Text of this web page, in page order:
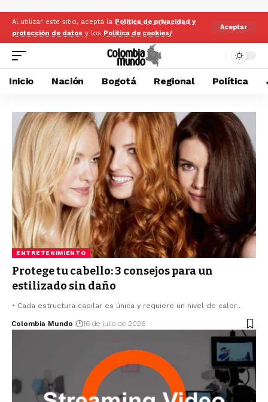
Al utilizar este sitio, acepta la Politica de privacidad y
protección de datos y los Politica de cookies/
Aceptar
Inicio Nación Bogotá Regional Política
ENTRETENIMIENTO
Protege tu cabello: 3 consejos para un
estilizado sin daño
• Cada estructura capilar es única y requiere un nivel de calor…
Colombia Mundo 16 de julio de 2026